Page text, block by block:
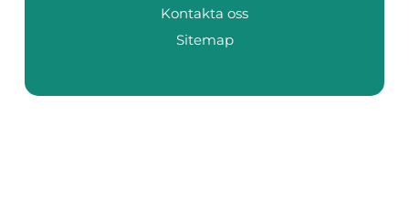
Kontakta oss
Sitemap